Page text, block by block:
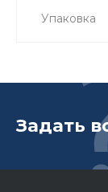
Упаковка
Задать